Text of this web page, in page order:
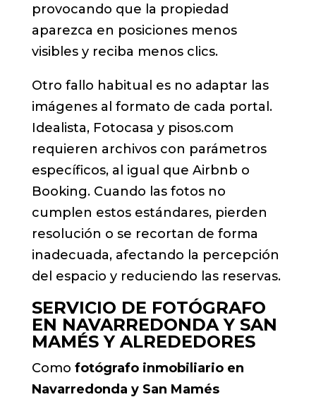
provocando que la propiedad
aparezca en posiciones menos
visibles y reciba menos clics.
Otro fallo habitual es no adaptar las
imágenes al formato de cada portal.
Idealista, Fotocasa y pisos.com
requieren archivos con parámetros
específicos, al igual que Airbnb o
Booking. Cuando las fotos no
cumplen estos estándares, pierden
resolución o se recortan de forma
inadecuada, afectando la percepción
del espacio y reduciendo las reservas.
SERVICIO DE FOTÓGRAFO
EN NAVARREDONDA Y SAN
MAMÉS Y ALREDEDORES
Como fotógrafo inmobiliario en
Navarredonda y San Mamés